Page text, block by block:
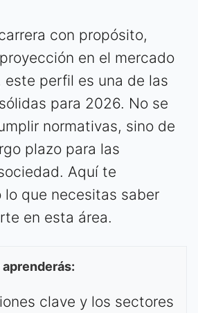
con propósito,
en el mercado
este perfil es una de las
para 2026. No se
normativas, sino de
plazo para las
Aquí te
que necesitas saber
en esta área.
aprenderás:
clave y los sectores